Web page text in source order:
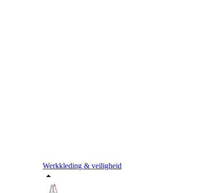
Werkkleding & veiligheid